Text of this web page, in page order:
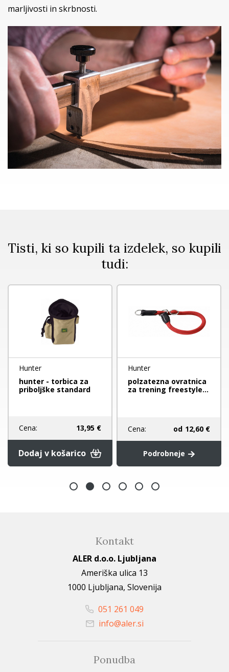
marljivosti in skrbnosti.
Tisti, ki so kupili ta izdelek, so kupili
tudi:
Hunter
hunter - torbica za
priboljške standard
Cena: 13,95 €
Dodaj v košarico
Hunter
polzatezna ovratnica
za trening freestyle...
Cena: od 12,60 €
Podrobneje
Kontakt
ALER d.o.o. Ljubljana
Ameriška ulica 13
1000 Ljubljana, Slovenija
051 261 049
info@aler.si
Ponudba